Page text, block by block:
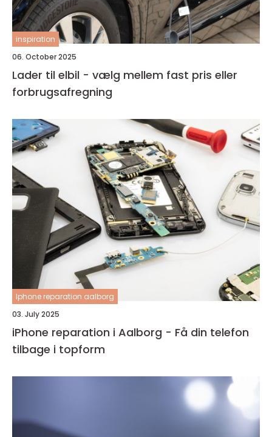
inspiration
06. October 2025
Lader til elbil - vælg mellem fast pris eller
forbrugsafregning
Iphone reparation aalborg
03. July 2025
iPhone reparation i Aalborg - Få din telefon
tilbage i topform